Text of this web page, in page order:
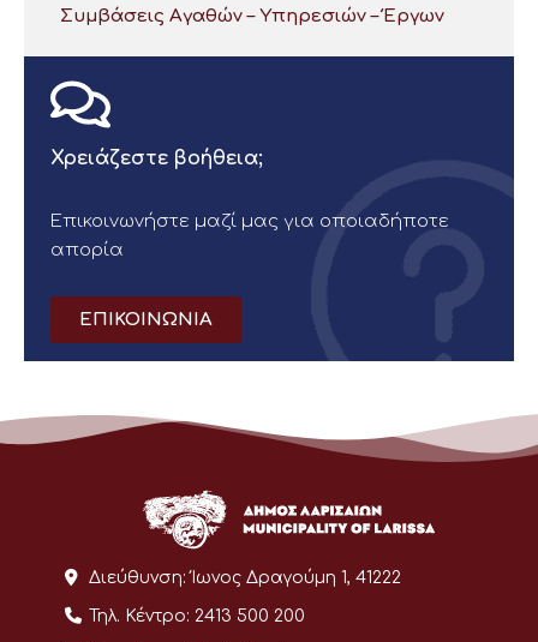
Συμβάσεις Αγαθών – Υπηρεσιών – Έργων
Χρειάζεστε βοήθεια;
Επικοινωνήστε μαζί μας για οποιαδήποτε
απορία
ΕΠΙΚΟΙΝΩΝΙΑ
Διεύθυνση: Ίωνος Δραγούμη 1, 41222
Τηλ. Κέντρο: 2413 500 200